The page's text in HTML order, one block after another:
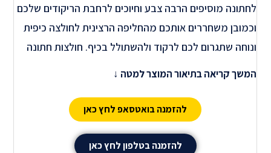
לחתונה מוסיפים הרבה צבע וחיוכים לרחבת הריקודים שלכם
וכמובן משחררים אותכם מהחליפה הרצינית לחולצה כיפית
ונוחה שתגרום לכם לרקוד ולהשתולל בכיף. חולצות חתונה
ההדפסות שלנו מתבצעות על חולצות כותנה או דרייפיט
ומגיעות בכל המידות לילדים ולמבוגרים.חשוב לדעת
משתמשים במוצרים האיכותיים ביותר, ובמכונות המתקדמות
המשך קריאה בתיאור המוצר למטה ↓
להזמנה בואטסאפ לחץ כאן
להזמנה בטלפון לחץ כאן